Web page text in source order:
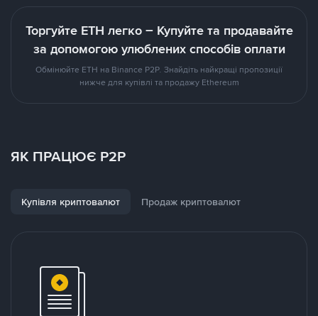
Торгуйте ETH легко – Купуйте та продавайте
за допомогою улюблених способів оплати
Обмінюйте ETH на Binance P2P. Знайдіть найкращі пропозиції
нижче для купівлі та продажу Ethereum
ЯК ПРАЦЮЄ P2P
Купівля криптовалют Продаж криптовалют